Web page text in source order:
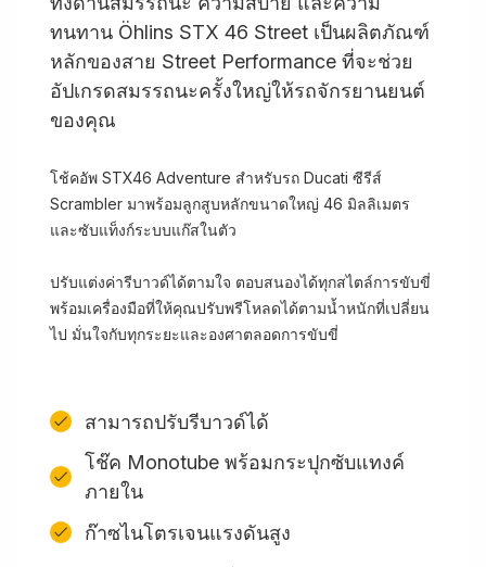
ทนทาน Öhlins STX 46 Street เป็นผลิตภัณฑ์
หลักของสาย Street Performance ที่จะช่วย
อัปเกรดสมรรถนะครั้งใหญ่ให้รถจักรยานยนต์
ของคุณ
โช้คอัพ STX46 Adventure สำหรับรถ Ducati ซีรีส์
Scrambler มาพร้อมลูกสูบหลักขนาดใหญ่ 46 มิลลิเมตร
และซับแท็งก์ระบบแก๊สในตัว
ปรับแต่งค่ารีบาวด์ได้ตามใจ ตอบสนองได้ทุกสไตล์การขับขี่
พร้อมเครื่องมือที่ให้คุณปรับพรีโหลดได้ตามน้ำหนักที่เปลี่ยน
ไป มั่นใจกับทุกระยะและองศาตลอดการขับขี่
สามารถปรับรีบาวด์ได้
โช๊ค Monotube พร้อมกระปุกซับแทงค์
ภายใน
ก๊าซไนโตรเจนแรงดันสูง